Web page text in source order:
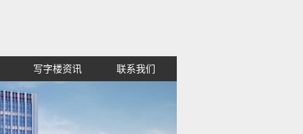
宜,高新区红谷滩西湖东湖青山
写字楼资讯 联系我们